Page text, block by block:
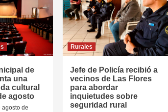
de
una
cultural
agosto
agosto de
Rurales
Jefe de Policía recibió a
vecinos de Las Flores
para abordar
inquietudes sobre
seguridad rural